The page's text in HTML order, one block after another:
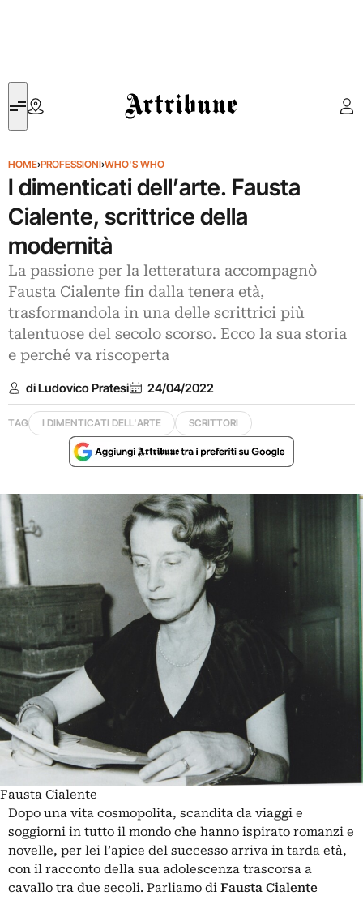
Artribune
HOME›PROFESSIONI›WHO'S WHO
I dimenticati dell’arte. Fausta
Cialente, scrittrice della
modernità
La passione per la letteratura accompagnò
Fausta Cialente fin dalla tenera età,
trasformandola in una delle scrittrici più
talentuose del secolo scorso. Ecco la sua storia
e perché va riscoperta
di Ludovico Pratesi 24/04/2022
TAG I DIMENTICATI DELL'ARTE SCRITTORI
Fausta Cialente
Dopo una vita cosmopolita, scandita da viaggi e
soggiorni in tutto il mondo che hanno ispirato romanzi e
novelle, per lei l’apice del successo arriva in tarda età,
con il racconto della sua adolescenza trascorsa a
cavallo tra due secoli. Parliamo di Fausta Cialente